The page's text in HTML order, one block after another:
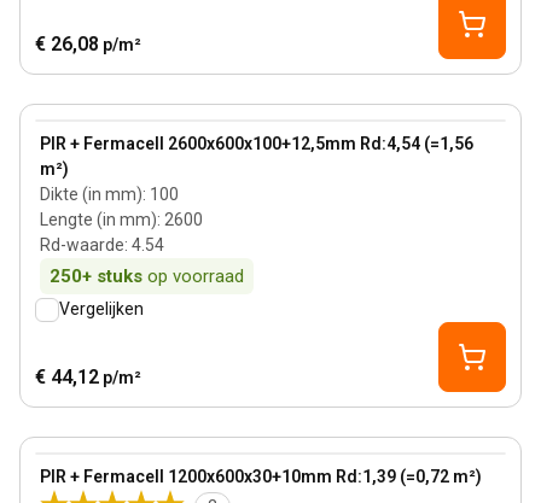
€ 26,08 p/m²
PIR + Fermacell 2600x600x100+12,5mm Rd:4,54 (=1,56
m²)
Dikte (in mm): 100
Lengte (in mm): 2600
Rd-waarde: 4.54
250+ stuks op voorraad
View product
Vergelijken
€ 44,12 p/m²
PIR + Fermacell 1200x600x30+10mm Rd:1,39 (=0,72 m²)
View product